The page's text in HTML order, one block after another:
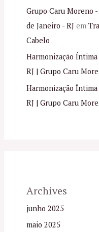
Grupo Caru Moreno
de Janeiro - RJem
Cabelo
Harmonização
RJ | Grupo Caru
Harmonização
RJ | Grupo Caru
Archives
junho 2025
maio 2025